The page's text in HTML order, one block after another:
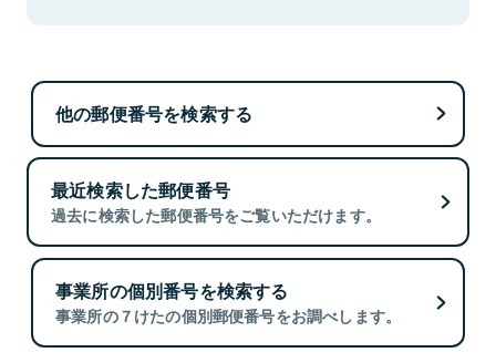
他の郵便番号を検索する
最近検索した郵便番号
過去に検索した郵便番号をご覧いただけます。
事業所の個別番号を検索する
事業所の７けたの個別郵便番号をお調べします。